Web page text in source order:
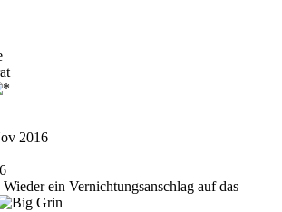
2016
ein Vernichtungsanschlag auf das